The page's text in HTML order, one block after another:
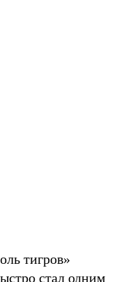
тигров»
стал одним